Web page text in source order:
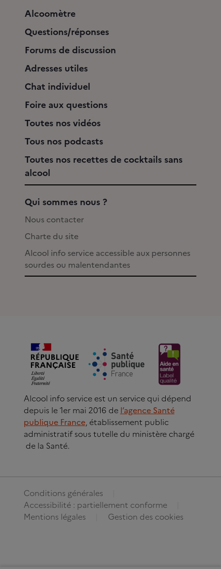
Alcoomètre
Questions/réponses
Forums de discussion
Adresses utiles
Chat individuel
Foire aux questions
Toutes nos vidéos
Tous nos podcasts
Toutes nos recettes de cocktails sans
alcool
Qui sommes nous ?
Nous contacter
Charte du site
Alcool info service accessible aux personnes
sourdes ou malentendantes
Alcool info service est un service qui dépend
depuis le 1er mai 2016 de l’agence Santé
publique France, établissement public
administratif sous tutelle du ministère chargé
de la Santé.
Conditions générales
Accessibilité : partiellement conforme
Mentions légales
Gestion des cookies